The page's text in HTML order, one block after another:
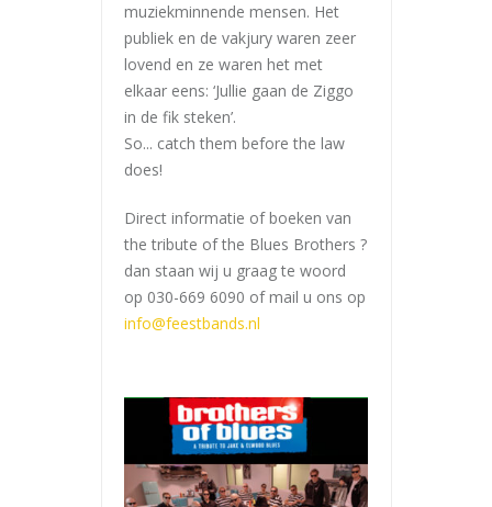
muziekminnende mensen. Het
publiek en de vakjury waren zeer
lovend en ze waren het met
elkaar eens: ‘Jullie gaan de Ziggo
in de fik steken’.
So... catch them before the law
does!
Direct informatie of boeken van
the tribute of the Blues Brothers ?
dan staan wij u graag te woord
op 030-669 6090 of mail u ons op
info@feestbands.nl